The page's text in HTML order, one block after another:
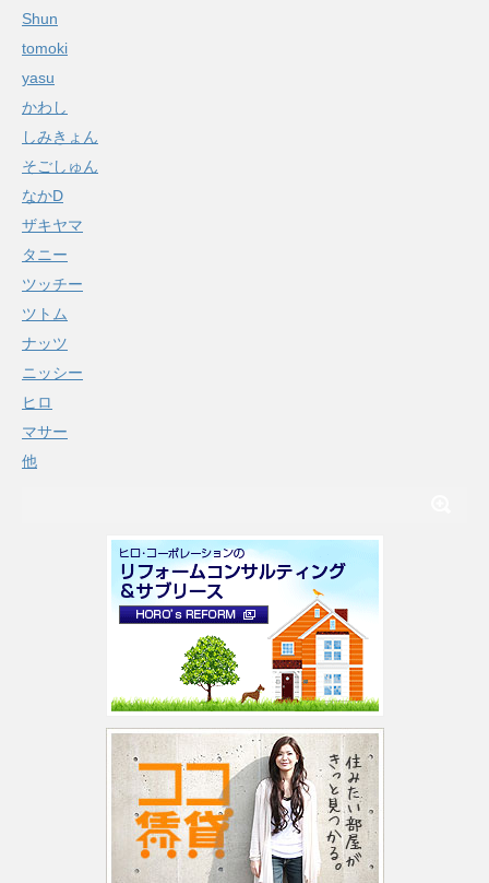
Shun
tomoki
yasu
かわし
しみきょん
そごしゅん
なかD
ザキヤマ
タニー
ツッチー
ツトム
ナッツ
ニッシー
ヒロ
マサー
他